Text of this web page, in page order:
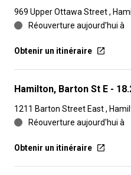
969 Upper Ottawa Street ,
Réouverture aujourd'hui à
Obtenir un itinéraire
Hamilton, Barton St E -
1211 Barton Street East ,
Réouverture aujourd'hui à
Obtenir un itinéraire